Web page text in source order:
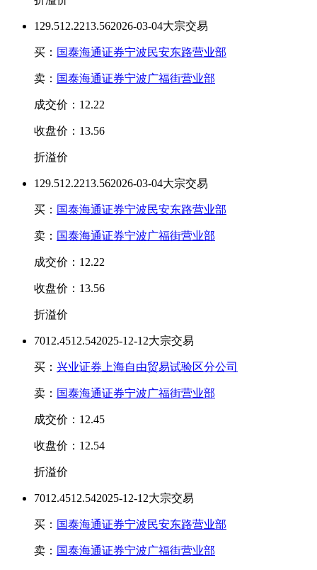
129.512.2213.562026-03-04大宗交易
买： 国泰海通证券宁波民安东路营业部
卖： 国泰海通证券宁波广福街营业部
成交价：12.22
收盘价：13.56
折溢价
129.512.2213.562026-03-04大宗交易
买： 国泰海通证券宁波民安东路营业部
卖： 国泰海通证券宁波广福街营业部
成交价：12.22
收盘价：13.56
折溢价
7012.4512.542025-12-12大宗交易
买： 兴业证券上海自由贸易试验区分公司
卖： 国泰海通证券宁波广福街营业部
成交价：12.45
收盘价：12.54
折溢价
7012.4512.542025-12-12大宗交易
买： 国泰海通证券宁波民安东路营业部
卖： 国泰海通证券宁波广福街营业部